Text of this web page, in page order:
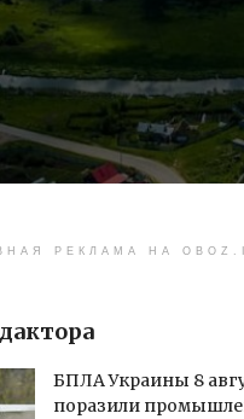
РЕКЛАМА НА
БПЛА Украины 8
поразили